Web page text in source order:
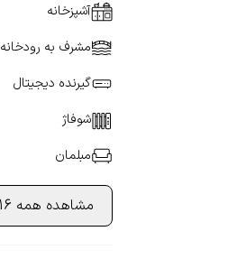
آشپزخانه
مشرف به رودخانه
گیرنده دیجیتال
شوفاژ
مبلمان
مشاهده همه 16 امکانات